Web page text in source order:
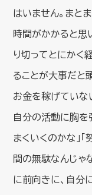
はいません。まと
時間がかかると思
り切ってとにかく
ることが大事だと
お金を稼げていな
自分の活動に胸を
まくいくのかな」
間の無駄なんじゃ
に前向きに、自分